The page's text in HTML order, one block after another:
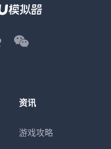
资讯
游戏攻略